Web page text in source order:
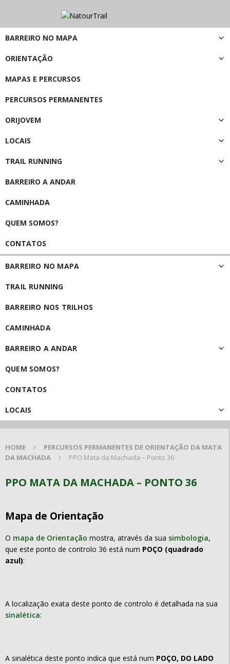
BARREIRO NO MAPA
ORIENTAÇÃO
MAPAS E PERCURSOS
PERCURSOS PERMANENTES
ORIJOVEM
LOCAIS
TRAIL RUNNING
BARREIRO A ANDAR
CAMINHADA
QUEM SOMOS?
CONTATOS
BARREIRO NO MAPA
TRAIL RUNNING
BARREIRO NOS TRILHOS
CAMINHADA
BARREIRO A ANDAR
QUEM SOMOS?
CONTATOS
LOCAIS
HOME
PERCURSOS PERMANENTES DE ORIENTAÇÃO DA MATA
DA MACHADA
PPO Mata da Machada – Ponto 36
PPO MATA DA MACHADA – PONTO 36
Mapa de Orientação
O mapa de Orientação mostra, através da sua simbologia,
que este ponto de controlo 36 está num POÇO (quadrado
azul):
A localização exata deste ponto de controlo é detalhada na sua
sinalética:
A sinalética deste ponto indica que está num POÇO, DO LADO